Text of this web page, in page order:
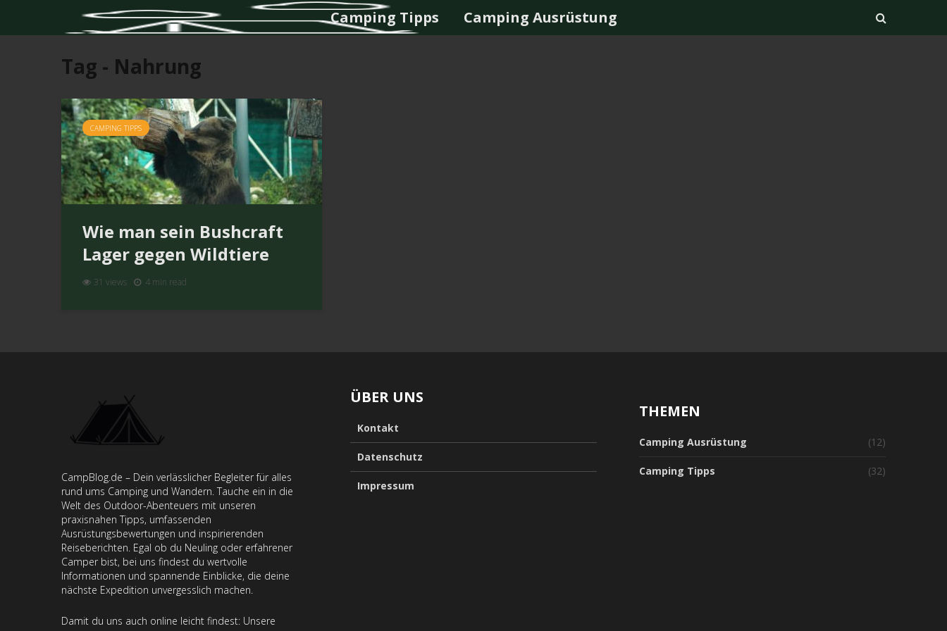
Camping Tipps Camping Ausrüstung
Tag - Nahrung
CAMPING TIPPS
Wie man sein Bushcraft
Lager gegen Wildtiere
schützt?
31 views 4 min read
CampBlog.de – Dein verlässlicher Begleiter für alles
rund ums Camping und Wandern. Tauche ein in die
Welt des Outdoor-Abenteuers mit unseren
praxisnahen Tipps, umfassenden
Ausrüstungsbewertungen und inspirierenden
Reiseberichten. Egal ob du Neuling oder erfahrener
Camper bist, bei uns findest du wertvolle
Informationen und spannende Einblicke, die deine
nächste Expedition unvergesslich machen.
Damit du uns auch online leicht findest: Unsere
ÜBER UNS
Kontakt
Datenschutz
Impressum
THEMEN
Camping Ausrüstung (12)
Camping Tipps (32)